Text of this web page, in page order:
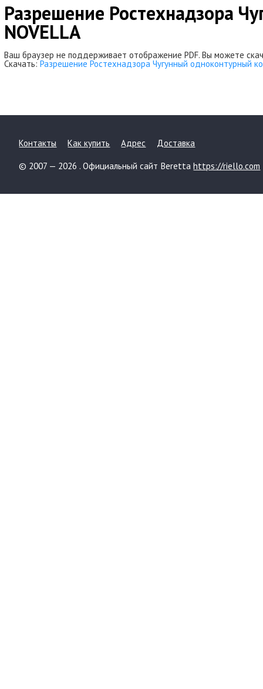
Разрешение Ростехнадзора
NOVELLA
Ваш браузер не поддерживает отображение PDF. Вы можете
Скачать:Разрешение Ростехнадзора Чугунный одноконтурный
Контакты Как купить Адрес Доставка
© 2007 — 2026 . Официальный сайт Berettahttps://riello.com